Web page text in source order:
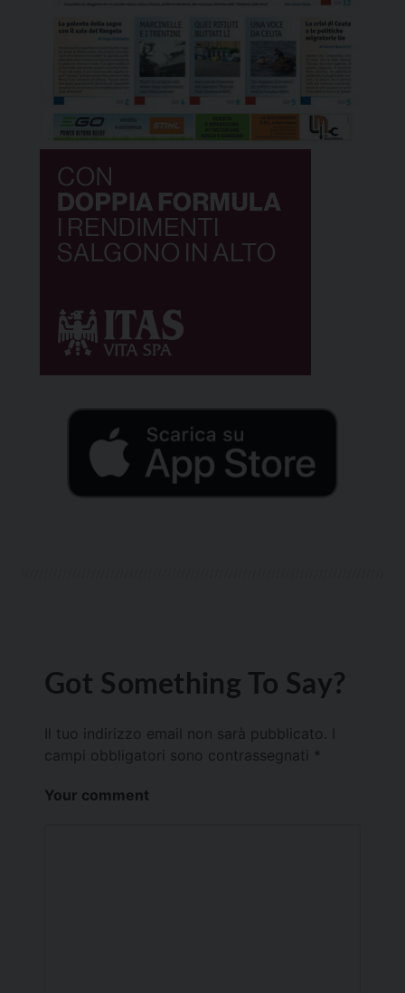
Got Something To Say?
Il tuo indirizzo email non sarà pubblicato.
campi obbligatori sono contrassegnati *
Your comment